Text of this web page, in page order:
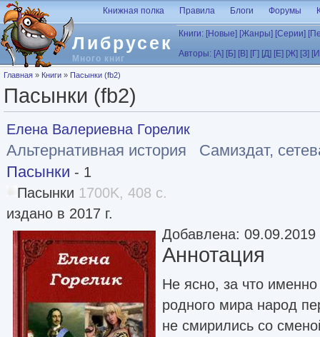
Перейти к основному содержанию
Либрусек
Много книг
Книжная полка Правила Блоги Форумы
Книги: [Новые] [Жанры] [Серии]
Авторы: [А] [Б] [В] [Г] [Д] [Е] [Ж] [З]
Вы здесь
Главная » Книги » Пасынки (fb2)
Пасынки (fb2)
Елена Валериевна Горелик
Альтернативная история
Самиздат,
Пасынки - 1
Пасынки 1700K, 408 с.
издано в 2017 г.
Добавлена: 09.09.2019
Аннотация
Не ясно, за что
родного мира народ
не смирились со